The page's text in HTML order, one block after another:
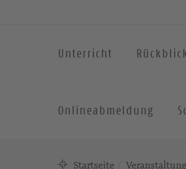
Unterricht
Onlineabmeldung
Startseite Veranstaltung